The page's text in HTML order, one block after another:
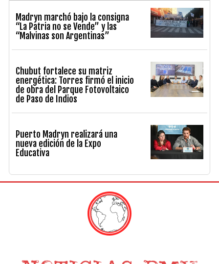
Madryn marchó bajo la consigna
“La Patria no se Vende” y las
“Malvinas son Argentinas”
Chubut fortalece su matriz
energética: Torres firmó el inicio
de obra del Parque Fotovoltaico
de Paso de Indios
Puerto Madryn realizará una
nueva edición de la Expo
Educativa